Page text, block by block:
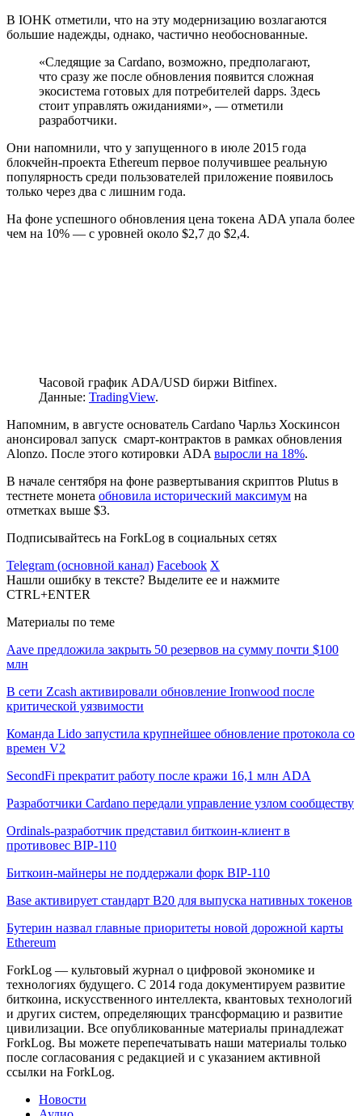
В IOHK отметили, что на эту модернизацию возлагаются
большие надежды, однако, частично необоснованные.
«Следящие за Cardano, возможно, предполагают,
что сразу же после обновления появится сложная
экосистема готовых для потребителей dapps. Здесь
стоит управлять ожиданиями», — отметили
разработчики.
Они напомнили, что у запущенного в июле 2015 года
блокчейн-проекта Ethereum первое получившее реальную
популярность среди пользователей приложение появилось
только через два с лишним года.
На фоне успешного обновления цена токена ADA упала более
чем на 10% — с уровней около $2,7 до $2,4.
Часовой график ADA/USD биржи Bitfinex.
Данные: TradingView.
Напомним, в августе основатель Cardano Чарльз Хоскинсон
анонсировал запуск смарт-контрактов в рамках обновления
Alonzo. После этого котировки ADA выросли на 18%.
В начале сентября на фоне развертывания скриптов Plutus в
тестнете монета обновила исторический максимум на
отметках выше $3.
Подписывайтесь на ForkLog в социальных сетях
Telegram (основной канал) Facebook X
Нашли ошибку в тексте? Выделите ее и нажмите
CTRL+ENTER
Материалы по теме
Aave предложила закрыть 50 резервов на сумму почти $100
млн
В сети Zcash активировали обновление Ironwood после
критической уязвимости
Команда Lido запустила крупнейшее обновление протокола со
времен V2
SecondFi прекратит работу после кражи 16,1 млн ADA
Разработчики Cardano передали управление узлом сообществу
Ordinals-разработчик представил биткоин-клиент в
противовес BIP-110
Биткоин-майнеры не поддержали форк BIP-110
Base активирует стандарт B20 для выпуска нативных токенов
Бутерин назвал главные приоритеты новой дорожной карты
Ethereum
ForkLog — культовый журнал о цифровой экономике и
технологиях будущего. С 2014 года документируем развитие
биткоина, искусственного интеллекта, квантовых технологий
и других систем, определяющих трансформацию и развитие
цивилизации. Все опубликованные материалы принадлежат
ForkLog. Вы можете перепечатывать наши материалы только
после согласования с редакцией и с указанием активной
ссылки на ForkLog.
Новости